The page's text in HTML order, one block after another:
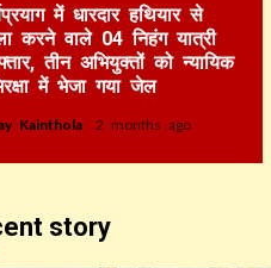
में धारदार हथियार से
करने वाले 04 निहंग यात्री
तीन अभियुक्तों को न्यायिक
में भेजा गया जेल
Kainthola 2 months ago
story